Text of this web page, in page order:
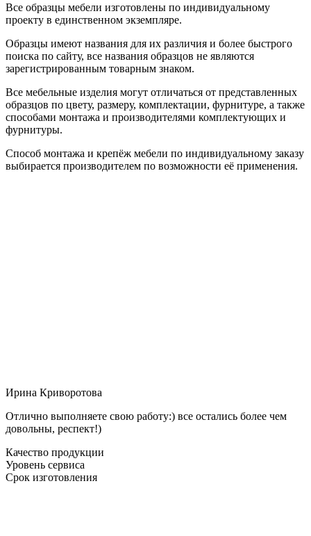
Все образцы мебели изготовлены по индивидуальному
проекту в единственном экземпляре.
Образцы имеют названия для их различия и более быстрого
поиска по сайту, все названия образцов не являются
зарегистрированным товарным знаком.
Все мебельные изделия могут отличаться от представленных
образцов по цвету, размеру, комплектации, фурнитуре, а также
способами монтажа и производителями комплектующих и
фурнитуры.
Способ монтажа и крепёж мебели по индивидуальному заказу
выбирается производителем по возможности её применения.
Ирина Криворотова
Отлично выполняете свою работу:) все остались более чем
довольны, респект!)
Качество продукции
Уровень сервиса
Срок изготовления